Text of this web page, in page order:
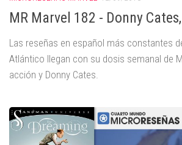
MR Marvel 182 - Donny
Las reseñas en español más constantes
Atlántico llegan con su dosis semanal de
acción y Donny Cates.